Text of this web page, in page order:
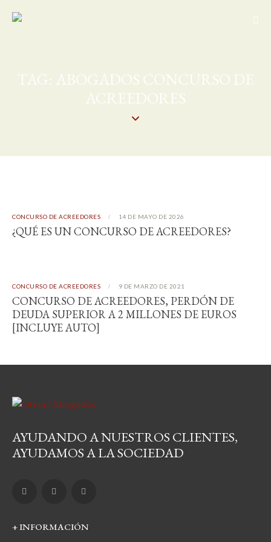
TAG: ABOGADOS CONCURSO DE
ACREEDORES
CONCURSO DE ACREEDORES 14 DE MAYO DE 2026
¿QUÉ ES UN CONCURSO DE ACREEDORES?
CONCURSO DE ACREEDORES 9 DE MARZO DE 2021
CONCURSO DE ACREEDORES, PERDÓN DE
DEUDA SUPERIOR A 2 MILLONES DE EUROS
[INCLUYE AUTO]
AYUDANDO A NUESTROS CLIENTES,
AYUDAMOS A LA SOCIEDAD
+ INFORMACIÓN